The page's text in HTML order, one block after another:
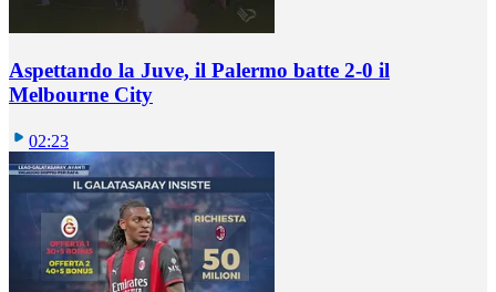
Aspettando la Juve, il Palermo batte 2-0 il
Melbourne City
02:23